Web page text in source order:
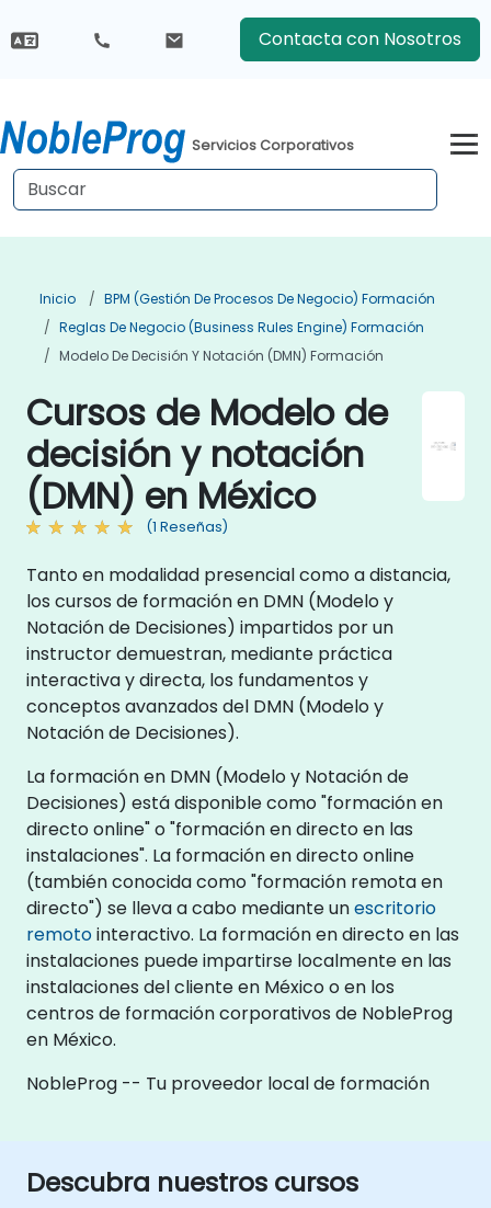
Contacta con Nosotros
Servicios Corporativos
Inicio
BPM (Gestión De Procesos De Negocio) Formación
Reglas De Negocio (Business Rules Engine) Formación
Modelo De Decisión Y Notación (DMN) Formación
Cursos de Modelo de
decisión y notación
(DMN) en México
(1 Reseñas)
Tanto en modalidad presencial como a distancia,
los cursos de formación en DMN (Modelo y
Notación de Decisiones) impartidos por un
instructor demuestran, mediante práctica
interactiva y directa, los fundamentos y
conceptos avanzados del DMN (Modelo y
Notación de Decisiones).
La formación en DMN (Modelo y Notación de
Decisiones) está disponible como "formación en
directo online" o "formación en directo en las
instalaciones". La formación en directo online
(también conocida como "formación remota en
directo") se lleva a cabo mediante unescritorio
remotointeractivo. La formación en directo en las
instalaciones puede impartirse localmente en las
instalaciones del cliente en México o en los
centros de formación corporativos de NobleProg
en México.
NobleProg -- Tu proveedor local de formación
Descubra nuestros cursos